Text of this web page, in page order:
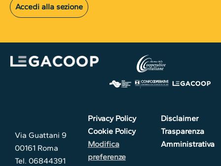
Accedi alla sezione
Via Guattani 9
00161 Roma
Tel. 06844391
Privacy Policy
Cookie Policy
Modifica
preferenze
Disclaimer
Trasparenza
Amministrativa